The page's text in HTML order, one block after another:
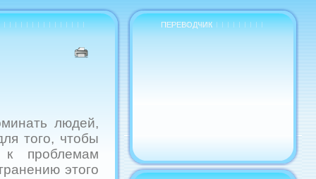
людей,
того, чтобы
к проблемам
этого
ПЕРЕВОДЧИК